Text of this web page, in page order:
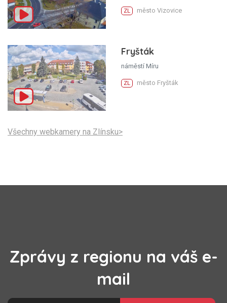
ZL město Vizovice
Fryšták
náměstí Míru
ZL město Fryšták
Všechny webkamery na Zlínsku>
Zprávy z regionu na váš e-
mail